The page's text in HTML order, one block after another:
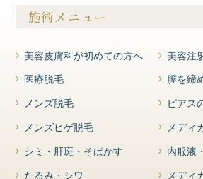
施術メニュー
美容皮膚科が初めての方へ
医療脱毛
メンズ脱毛
メンズヒゲ脱毛
シミ・肝斑・そばかす
たるみ・シワ
美容注
膣を締
ピアス
メディ
内服液
メディ